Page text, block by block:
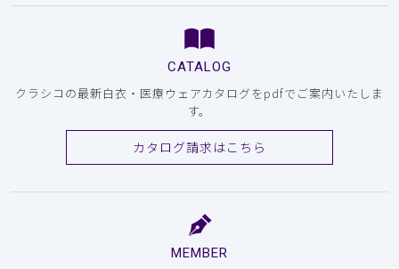
CATALOG
クラシコの最新白衣・医療ウェアカタログをpdfでご案内いたしま
す。
カタログ請求はこちら
MEMBER